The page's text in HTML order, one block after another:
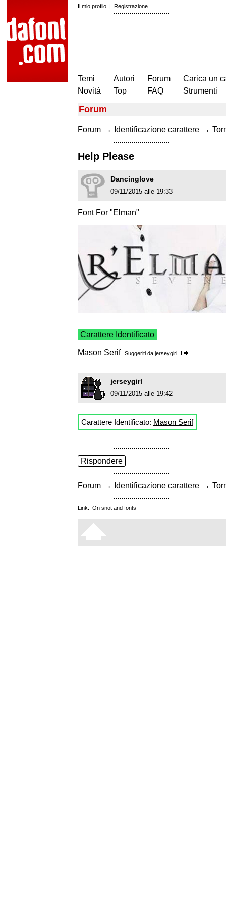
Il mio profilo | Registrazione
Temi
Novità
Autori
Top
Forum
FAQ
Carica un
Strumenti
Forum
Forum → Identificazione carattere →
Help Please
Dancinglove
09/11/2015 alle 19:33
Font For "Elman"
Carattere Identificato
Mason Serif Suggeriti da jerseygirl
jerseygirl
09/11/2015 alle 19:42
Carattere Identificato: Mason Serif
Rispondere
Forum → Identificazione carattere →
Link: On snot and fonts